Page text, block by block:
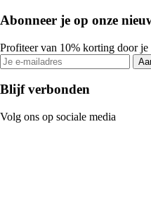
Abonneer je op onze
Profiteer van 10% korting door
Blijf verbonden
Volg ons op sociale media